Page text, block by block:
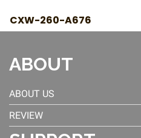
CXW-260-A676
ABOUT
ABOUT US
REVIEW